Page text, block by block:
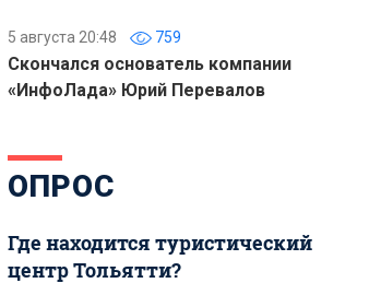
5 августа 20:48 759
Скончался основатель компании
«ИнфоЛада» Юрий Перевалов
ОПРОС
Где находится туристический
центр Тольятти?